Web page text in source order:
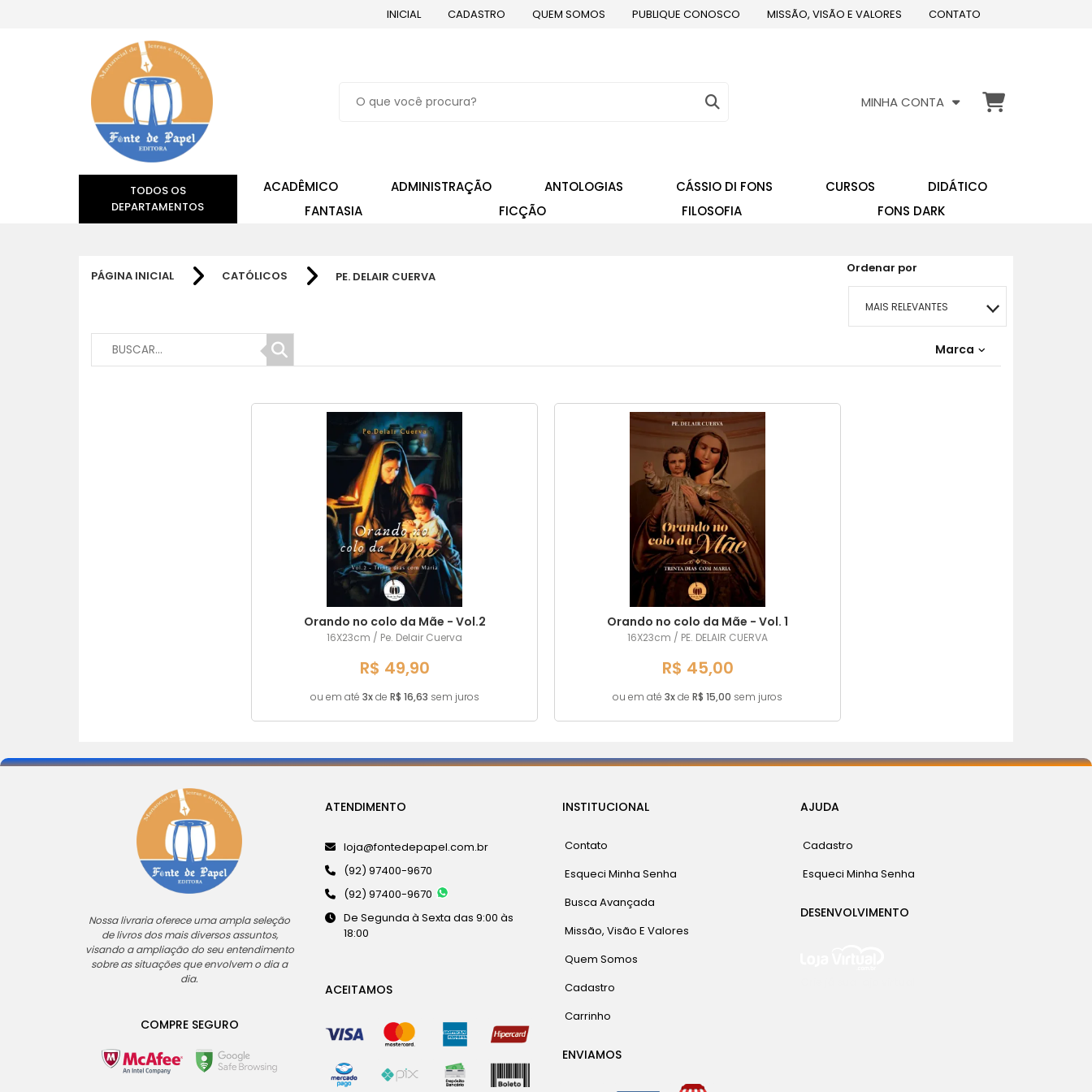
INICIAL CADASTRO QUEM SOMOS PUBLIQUE CONOSCO MISSÃO, VISÃO E VALORES CONTATO
MINHA CONTA
TODOS OS
DEPARTAMENTOS
ACADÊMICO ADMINISTRAÇÃO ANTOLOGIAS CÁSSIO DI FONS CURSOS
DIDÁTICO
FANTASIA
FICÇÃO FILOSOFIA FONS DARK
PÁGINA INICIAL CATÓLICOS PE. DELAIR CUERVA
Ordenar por
MAIS RELEVANTES
MAIS VENDIDOSMarca
Orando no colo da Mãe - Vol.2
16X23cm / Pe. Delair Cuerva
R$ 49,90
ou em até 3xde R$ 16,63 sem juros
Orando no colo da Mãe - Vol. 1
16X23cm / PE. DELAIR CUERVA
R$ 45,00
ou em até 3xde R$ 15,00 sem juros
Nossa livraria oferece uma ampla seleção
de livros dos mais diversos assuntos,
visando a ampliação do seu entendimento
sobre as situações que envolvem o dia a
dia.
COMPRE SEGURO
ATENDIMENTO
loja@fontedepapel.com.br
(92) 97400-9670
(92) 97400-9670
De Segunda à Sexta das 9:00 às
18:00
ACEITAMOS
INSTITUCIONAL
Contato
Esqueci Minha Senha
Busca Avançada
Missão, Visão E Valores
Quem Somos
Cadastro
Carrinho
ENVIAMOS
AJUDA
Cadastro
Esqueci Minha Senha
DESENVOLVIMENTO